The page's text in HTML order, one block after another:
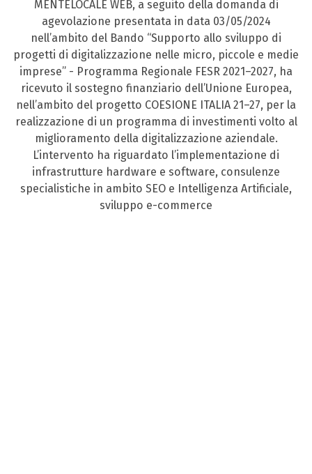
MENTELOCALE WEB, a seguito della domanda di
agevolazione presentata in data 03/05/2024
nell’ambito del Bando “Supporto allo sviluppo di
progetti di digitalizzazione nelle micro, piccole e medie
imprese” - Programma Regionale FESR 2021–2027, ha
ricevuto il sostegno finanziario dell’Unione Europea,
nell’ambito del progetto COESIONE ITALIA 21–27, per la
realizzazione di un programma di investimenti volto al
miglioramento della digitalizzazione aziendale.
L’intervento ha riguardato l’implementazione di
infrastrutture hardware e software, consulenze
specialistiche in ambito SEO e Intelligenza Artificiale,
sviluppo e-commerce